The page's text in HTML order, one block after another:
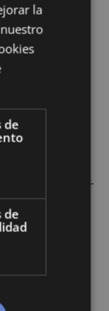
los
emite el
una
a los
Existen
ser
que
para ver
el Fondo
la
de
de